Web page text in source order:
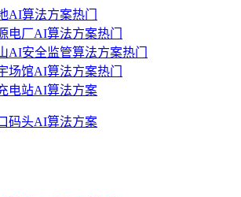
AI算法方案热门
电厂AI算法方案热门
AI安全监管算法方案热门
场馆AI算法方案热门
电站AI算法方案
码头AI算法方案